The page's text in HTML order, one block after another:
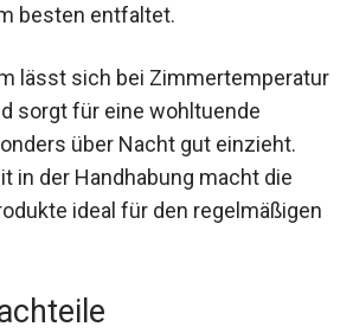
besten entfaltet.
lässt sich bei Zimmertemperatur
sorgt für eine wohltuende
über Nacht gut einzieht.
in der Handhabung macht die
ideal für den regelmäßigen